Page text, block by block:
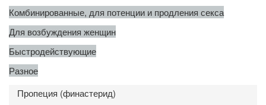
Комбинированные, для потенции и продления секса
Для возбуждения женщин
Быстродействующие
Разное
Пропеция (финастерид)